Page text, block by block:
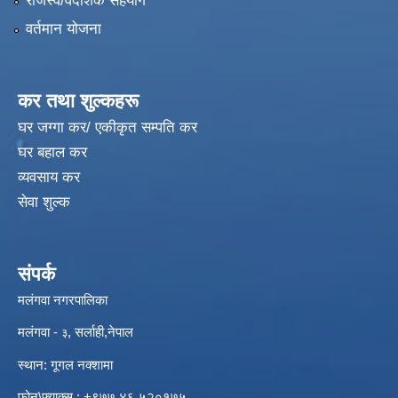
वर्तमान योजना
कर तथा शुल्कहरू
घर जग्गा कर/ एकीकृत सम्पति कर
घर बहाल कर
व्यवसाय कर
सेवा शुल्क
संपर्क
मलंगवा नगरपालिका
मलंगवा - ३, सर्लाही,नेपाल
स्थान: गूगल नक्शामा